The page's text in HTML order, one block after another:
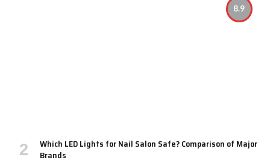
8.9
Which LED Lights for Nail Salon Safe? Comparison of Major
Brands